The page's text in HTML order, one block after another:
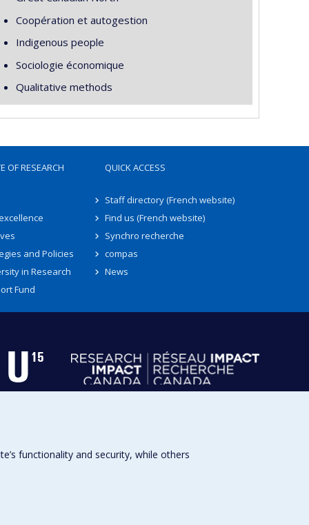
Coopération et autogestion
Indigenous people
Sociologie économique
Qualitative methods
OF RESEARCH
and Policies
in Research
Fund
QUICK ACCESS
Staff directory (French website)
Find us (French website)
Synchro recherche
compas
News
functionality and security, while others